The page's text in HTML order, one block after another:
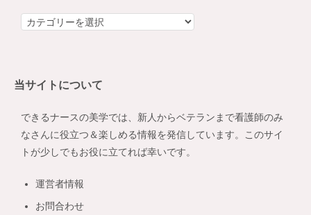
カ
ー
当サイトについて
できるナースの美学では、新人からベテランまで看護師のみ
なさんに役立つ＆楽しめる情報を発信しています。このサイ
トが少しでもお役に立てれば幸いです。
運営者情報
お問合わせ